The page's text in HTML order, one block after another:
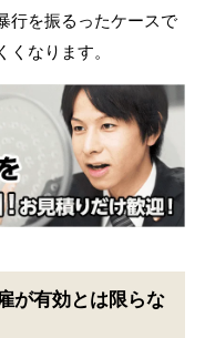
行を振るったケースで
なります。
が有効とは限らな